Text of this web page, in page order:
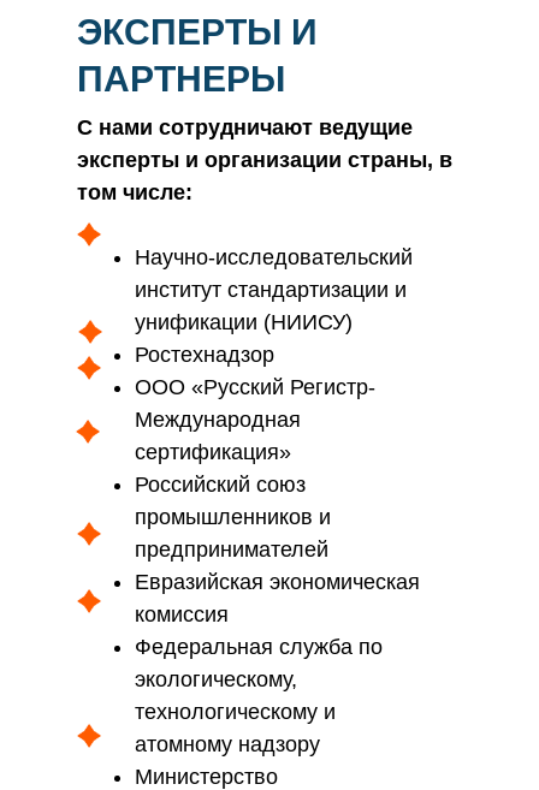
ЭКСПЕРТЫ И
ПАРТНЕРЫ
С нами сотрудничают ведущие
эксперты и организации страны, в
том числе:
Научно-исследовательский
институт стандартизации и
унификации (НИИСУ)
Ростехнадзор
ООО «Русский Регистр-
Международная
сертификация»
Российский союз
промышленников и
предпринимателей
Евразийская экономическая
комиссия
Федеральная служба по
экологическому,
технологическому и
атомному надзору
Министерство